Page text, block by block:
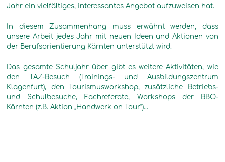
Jahr ein vielfältiges, interessantes Angebot aufzuweisen hat.
In diesem Zusammenhang muss erwähnt werden, dass
unsere Arbeit jedes Jahr mit neuen Ideen und Aktionen von
der Berufsorientierung Kärnten unterstützt wird.
Das gesamte Schuljahr über gibt es weitere Aktivitäten, wie
den TAZ-Besuch (Trainings- und Ausbildungszentrum
Klagenfurt), den Tourismusworkshop, zusätzliche Betriebs-
und Schulbesuche, Fachreferate, Workshops der BBO-
Kärnten (z.B. Aktion „Handwerk on Tour“)…